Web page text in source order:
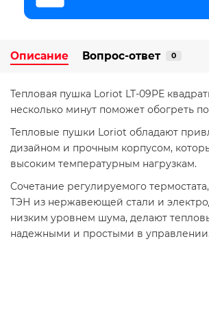
Описание Вопрос-ответ 0
Тепловая пушка Loriot LT-09PE
несколько минут поможет обогреть
Тепловые пушки Loriot обладают
дизайном и прочным корпусом,
высоким температурным нагрузкам.
Сочетание регулируемого
ТЭН из нержавеющей стали и
низким уровнем шума, делают
надежными и простыми в управлении.